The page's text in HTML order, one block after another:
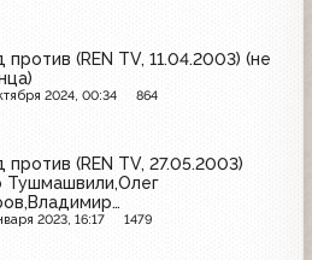
против (REN TV, 11.04.2003) (не
2024, 00:34 864
против (REN TV, 27.05.2003)
Тушмашвили,Олег
Зубкова
2023, 16:17 1479